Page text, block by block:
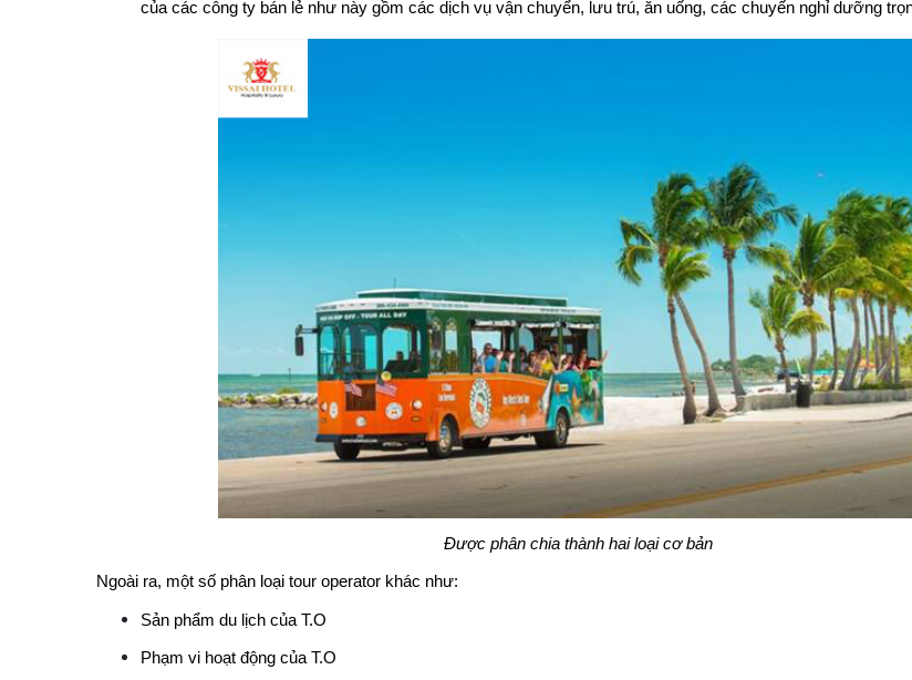
của các công ty bán lẻ như này gồm các dịch vụ vận chuyển, lưu trú, ăn uống, các chuyến nghỉ dưỡng
Được phân chia thành hai loại cơ bản
Ngoài ra, một số phân loại tour operator khác như:
Sản phẩm du lịch của T.O
Phạm vi hoạt động của T.O